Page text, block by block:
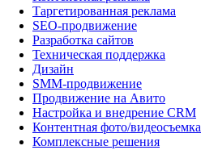
Таргетированная реклама
SEO-продвижение
Разработка сайтов
Техническая поддержка
Дизайн
SMM-продвижение
Продвижение на Авито
Настройка и внедрение CRM
Контентная фото/видеосъемка
Комплексные решения